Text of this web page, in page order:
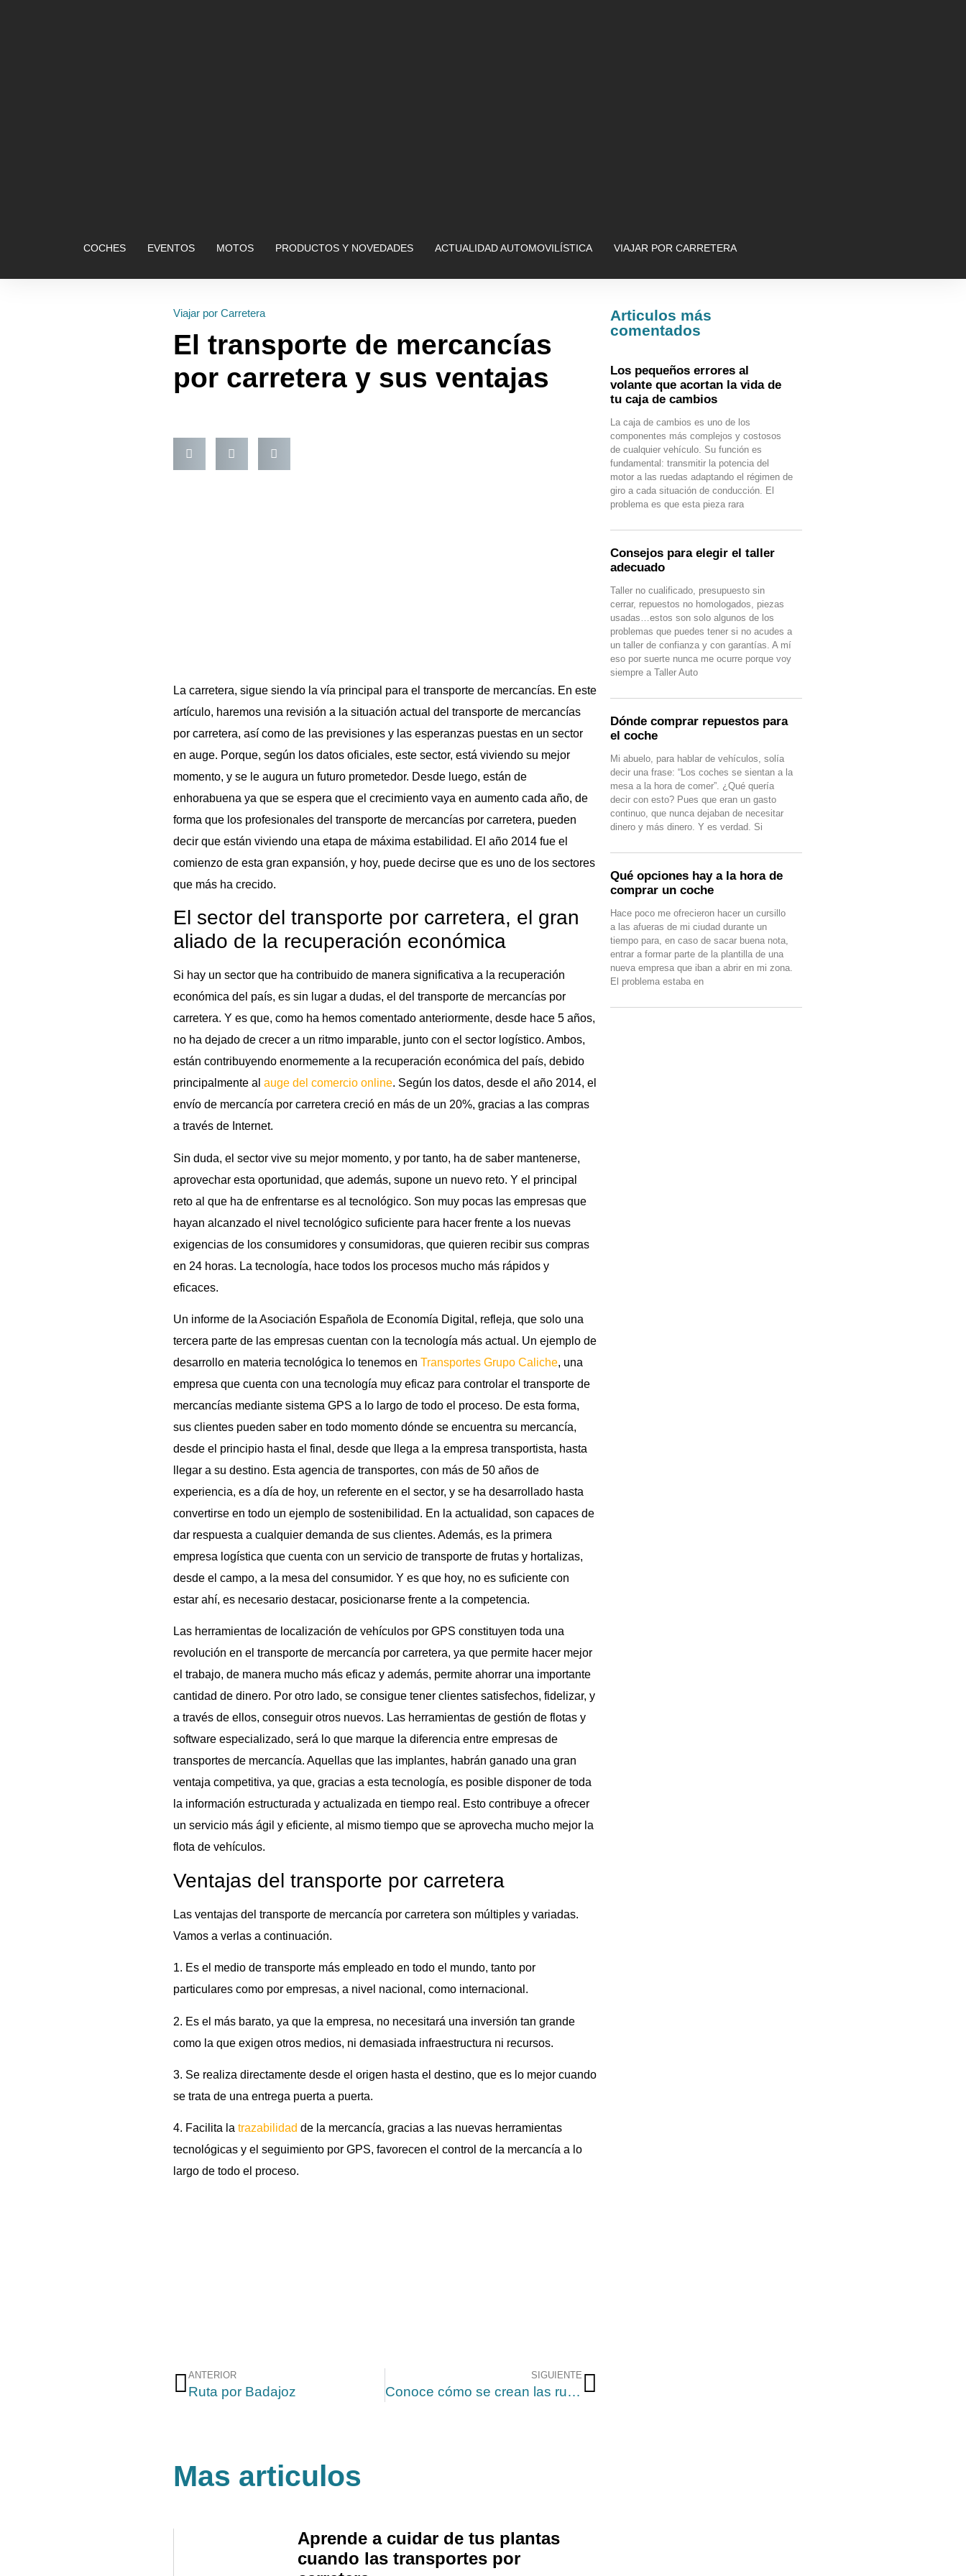
COCHES EVENTOS MOTOS PRODUCTOS Y NOVEDADES ACTUALIDAD AUTOMOVILÍSTICA VIAJAR POR CARRETERA
Viajar por Carretera
El transporte de mercancías
por carretera y sus ventajas
La carretera, sigue siendo la vía principal para el transporte de mercancías. En este
artículo, haremos una revisión a la situación actual del transporte de mercancías
por carretera, así como de las previsiones y las esperanzas puestas en un sector
en auge. Porque, según los datos oficiales, este sector, está viviendo su mejor
momento, y se le augura un futuro prometedor. Desde luego, están de
enhorabuena ya que se espera que el crecimiento vaya en aumento cada año, de
forma que los profesionales del transporte de mercancías por carretera, pueden
decir que están viviendo una etapa de máxima estabilidad. El año 2014 fue el
comienzo de esta gran expansión, y hoy, puede decirse que es uno de los sectores
que más ha crecido.
El sector del transporte por carretera, el gran
aliado de la recuperación económica
Si hay un sector que ha contribuido de manera significativa a la recuperación
económica del país, es sin lugar a dudas, el del transporte de mercancías por
carretera. Y es que, como ha hemos comentado anteriormente, desde hace 5 años,
no ha dejado de crecer a un ritmo imparable, junto con el sector logístico. Ambos,
están contribuyendo enormemente a la recuperación económica del país, debido
principalmente al auge del comercio online. Según los datos, desde el año 2014, el
envío de mercancía por carretera creció en más de un 20%, gracias a las compras
a través de Internet.
Sin duda, el sector vive su mejor momento, y por tanto, ha de saber mantenerse,
aprovechar esta oportunidad, que además, supone un nuevo reto. Y el principal
reto al que ha de enfrentarse es al tecnológico. Son muy pocas las empresas que
hayan alcanzado el nivel tecnológico suficiente para hacer frente a los nuevas
exigencias de los consumidores y consumidoras, que quieren recibir sus compras
en 24 horas. La tecnología, hace todos los procesos mucho más rápidos y
eficaces.
Un informe de la Asociación Española de Economía Digital, refleja, que solo una
tercera parte de las empresas cuentan con la tecnología más actual. Un ejemplo de
desarrollo en materia tecnológica lo tenemos en Transportes Grupo Caliche, una
empresa que cuenta con una tecnología muy eficaz para controlar el transporte de
mercancías mediante sistema GPS a lo largo de todo el proceso. De esta forma,
sus clientes pueden saber en todo momento dónde se encuentra su mercancía,
desde el principio hasta el final, desde que llega a la empresa transportista, hasta
llegar a su destino. Esta agencia de transportes, con más de 50 años de
experiencia, es a día de hoy, un referente en el sector, y se ha desarrollado hasta
convertirse en todo un ejemplo de sostenibilidad. En la actualidad, son capaces de
dar respuesta a cualquier demanda de sus clientes. Además, es la primera
empresa logística que cuenta con un servicio de transporte de frutas y hortalizas,
desde el campo, a la mesa del consumidor. Y es que hoy, no es suficiente con
estar ahí, es necesario destacar, posicionarse frente a la competencia.
Las herramientas de localización de vehículos por GPS constituyen toda una
revolución en el transporte de mercancía por carretera, ya que permite hacer mejor
el trabajo, de manera mucho más eficaz y además, permite ahorrar una importante
cantidad de dinero. Por otro lado, se consigue tener clientes satisfechos, fidelizar, y
a través de ellos, conseguir otros nuevos. Las herramientas de gestión de flotas y
software especializado, será lo que marque la diferencia entre empresas de
transportes de mercancía. Aquellas que las implantes, habrán ganado una gran
ventaja competitiva, ya que, gracias a esta tecnología, es posible disponer de toda
la información estructurada y actualizada en tiempo real. Esto contribuye a ofrecer
un servicio más ágil y eficiente, al mismo tiempo que se aprovecha mucho mejor la
flota de vehículos.
Ventajas del transporte por carretera
Las ventajas del transporte de mercancía por carretera son múltiples y variadas.
Vamos a verlas a continuación.
1. Es el medio de transporte más empleado en todo el mundo, tanto por
particulares como por empresas, a nivel nacional, como internacional.
2. Es el más barato, ya que la empresa, no necesitará una inversión tan grande
como la que exigen otros medios, ni demasiada infraestructura ni recursos.
3. Se realiza directamente desde el origen hasta el destino, que es lo mejor cuando
se trata de una entrega puerta a puerta.
4. Facilita la trazabilidad de la mercancía, gracias a las nuevas herramientas
tecnológicas y el seguimiento por GPS, favorecen el control de la mercancía a lo
largo de todo el proceso.
ANTERIOR
Ruta por Badajoz
SIGUIENTE
Conoce cómo se crean las ruedas de tu vehículo
Mas articulos
Aprende a cuidar de tus plantas
cuando las transportes por
Articulos más
comentados
Los pequeños errores al
volante que acortan la vida de
tu caja de cambios
La caja de cambios es uno de los
componentes más complejos y costosos
de cualquier vehículo. Su función es
fundamental: transmitir la potencia del
motor a las ruedas adaptando el régimen de
giro a cada situación de conducción. El
problema es que esta pieza rara
Consejos para elegir el taller
adecuado
Taller no cualificado, presupuesto sin
cerrar, repuestos no homologados, piezas
usadas…estos son solo algunos de los
problemas que puedes tener si no acudes a
un taller de confianza y con garantías. A mí
eso por suerte nunca me ocurre porque voy
siempre a Taller Auto
Dónde comprar repuestos para
el coche
Mi abuelo, para hablar de vehículos, solía
decir una frase: “Los coches se sientan a la
mesa a la hora de comer”. ¿Qué quería
decir con esto? Pues que eran un gasto
continuo, que nunca dejaban de necesitar
dinero y más dinero. Y es verdad. Si
Qué opciones hay a la hora de
comprar un coche
Hace poco me ofrecieron hacer un cursillo
a las afueras de mi ciudad durante un
tiempo para, en caso de sacar buena nota,
entrar a formar parte de la plantilla de una
nueva empresa que iban a abrir en mi zona.
El problema estaba en